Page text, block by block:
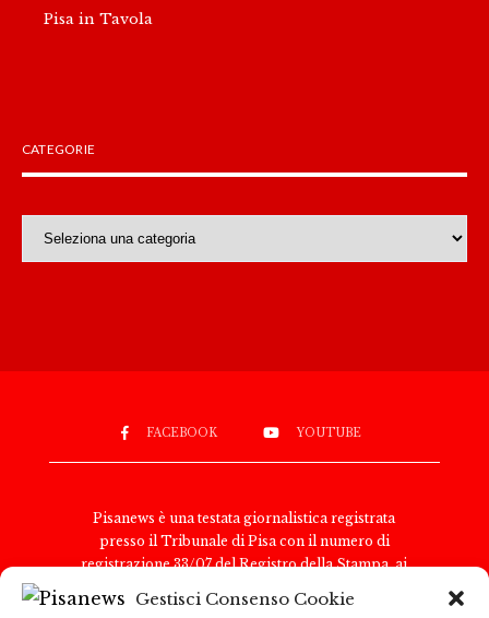
Gestisci Consenso Cookie
Pisa in Tavola
CATEGORIE
Categorie
FACEBOOK YOUTUBE
Pisanews è una testata giornalistica registrata
presso il Tribunale di Pisa con il numero di
registrazione 33/07 del Registro della Stampa, ai
responsabile è Antonio Tognoli.